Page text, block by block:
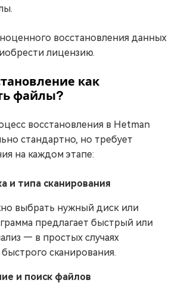
восстановления данных
лицензию.
как
файлы?
восстановления в Hetman
стандартно, но требует
на каждом этапе:
и типа сканирования
выбрать нужный диск или
предлагает быстрый или
— в простых случаях
сканирования.
и поиск файлов